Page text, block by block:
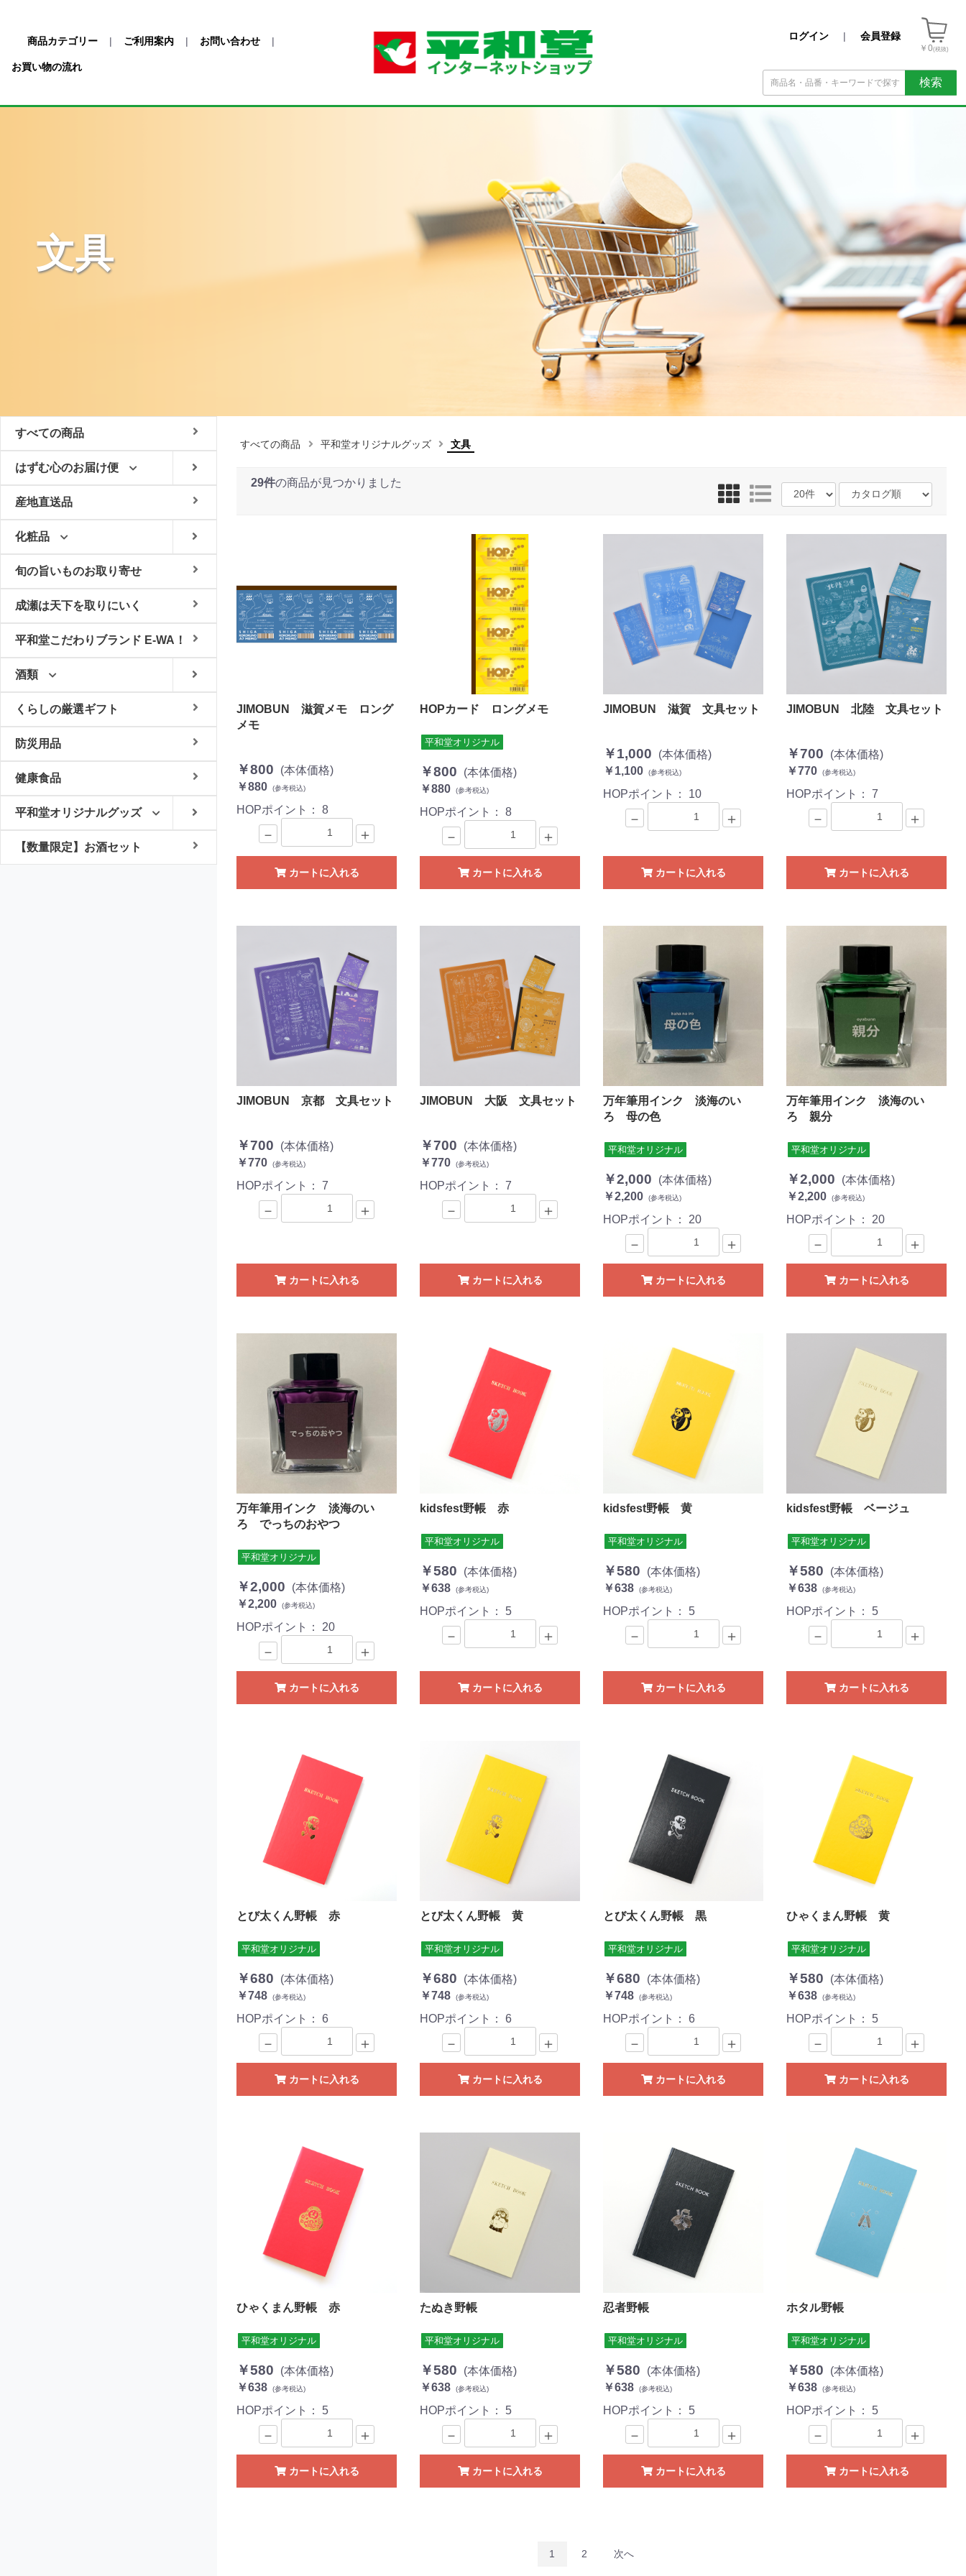
商品カテゴリー | ご利用案内 | お問い合わせ |
お買い物の流れ
ログイン | 会員登録
￥0(税抜)
検索
文具
すべての商品 平和堂オリジナルグッズ 文具
29件の商品が見つかりました
JIMOBUN 滋賀メモ ロング
メモ
￥800
(本体価格)
￥880
(参考税込)
HOPポイント：8
－ ＋
カートに入れる
HOPカード ロングメモ
平和堂オリジナル
￥800
(本体価格)
￥880
(参考税込)
HOPポイント：8
－ ＋
カートに入れる
JIMOBUN 滋賀 文具セット
￥1,000
(本体価格)
￥1,100
(参考税込)
HOPポイント： 10
－ ＋
カートに入れる
JIMOBUN 北陸 文具セット
￥700
(本体価格)
￥770
(参考税込)
HOPポイント：7
－ ＋
カートに入れる
JIMOBUN 京都 文具セット
￥700
(本体価格)
￥770
(参考税込)
HOPポイント：7
－ ＋
カートに入れる
JIMOBUN 大阪 文具セット
￥700
(本体価格)
￥770
(参考税込)
HOPポイント：7
－ ＋
カートに入れる
万年筆用インク 淡海のい
ろ 母の色
平和堂オリジナル
￥2,000
(本体価格)
￥2,200
(参考税込)
HOPポイント： 20
－ ＋
カートに入れる
万年筆用インク 淡海のい
ろ 親分
平和堂オリジナル
￥2,000
(本体価格)
￥2,200
(参考税込)
HOPポイント： 20
－ ＋
カートに入れる
万年筆用インク 淡海のい
ろ でっちのおやつ
平和堂オリジナル
￥2,000
(本体価格)
￥2,200
(参考税込)
HOPポイント： 20
－ ＋
カートに入れる
kidsfest野帳 赤
平和堂オリジナル
￥580
(本体価格)
￥638
(参考税込)
HOPポイント： 5
－ ＋
カートに入れる
kidsfest野帳 黄
平和堂オリジナル
￥580
(本体価格)
￥638
(参考税込)
HOPポイント： 5
－ ＋
カートに入れる
kidsfest野帳 ベージュ
平和堂オリジナル
￥580
(本体価格)
￥638
(参考税込)
HOPポイント： 5
－ ＋
カートに入れる
とび太くん野帳 赤
平和堂オリジナル
￥680
(本体価格)
￥748
(参考税込)
HOPポイント：6
－ ＋
カートに入れる
とび太くん野帳 黄
平和堂オリジナル
￥680
(本体価格)
￥748
(参考税込)
HOPポイント：6
－ ＋
カートに入れる
とび太くん野帳 黒
平和堂オリジナル
￥680
(本体価格)
￥748
(参考税込)
HOPポイント：6
－ ＋
カートに入れる
ひゃくまん野帳 黄
平和堂オリジナル
￥580
(本体価格)
￥638
(参考税込)
HOPポイント： 5
－ ＋
カートに入れる
ひゃくまん野帳 赤
平和堂オリジナル
￥580
(本体価格)
￥638
(参考税込)
HOPポイント： 5
－ ＋
カートに入れる
たぬき野帳
平和堂オリジナル
￥580
(本体価格)
￥638
(参考税込)
HOPポイント： 5
－ ＋
カートに入れる
忍者野帳
平和堂オリジナル
￥580
(本体価格)
￥638
(参考税込)
HOPポイント： 5
－ ＋
カートに入れる
ホタル野帳
平和堂オリジナル
￥580
(本体価格)
￥638
(参考税込)
HOPポイント： 5
－ ＋
カートに入れる
1 2 次へ
すべての商品
はずむ心のお届け便
産地直送品
化粧品
旬の旨いものお取り寄せ
成瀬は天下を取りにいく
平和堂こだわりブランド E-WA！
酒類
くらしの厳選ギフト
防災用品
健康食品
平和堂オリジナルグッズ
【数量限定】お酒セット